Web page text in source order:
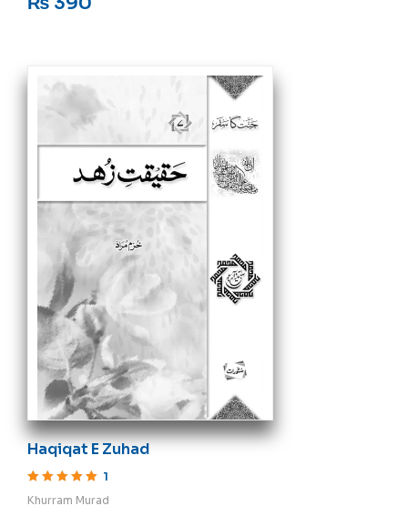
Haqiqat E Zuhad
1
Khurram Murad